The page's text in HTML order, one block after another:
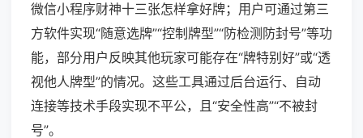
微信小程序财神十三张怎样拿好牌；用户可通过第三
方软件实现“随意选牌”“控制牌型”“防检测防封号”等功
能，部分用户反映其他玩家可能存在“牌特别好”或“透
视他人牌型”的情况。这些工具通过后台运行、自动
连接等技术手段实现不平公，且“安全性高”“不被封
号”。